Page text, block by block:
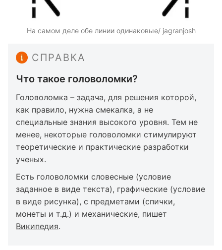
На самом деле обе линии одинаковые/ jagranjosh
СПРАВКА
Что такое головоломки?
Головоломка – задача, для решения которой,
как правило, нужна смекалка, а не
специальные знания высокого уровня. Тем не
менее, некоторые головоломки стимулируют
теоретические и практические разработки
ученых.
Есть головоломки словесные (условие
заданное в виде текста), графические (условие
в виде рисунка), с предметами (спички,
монеты и т.д.) и механические, пишет
Википедия.